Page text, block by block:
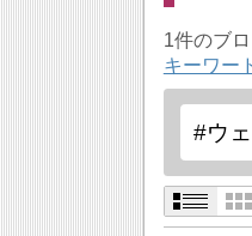
1件のブ
キーワー